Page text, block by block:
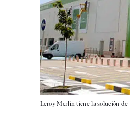
Leroy Merlin tiene la solución